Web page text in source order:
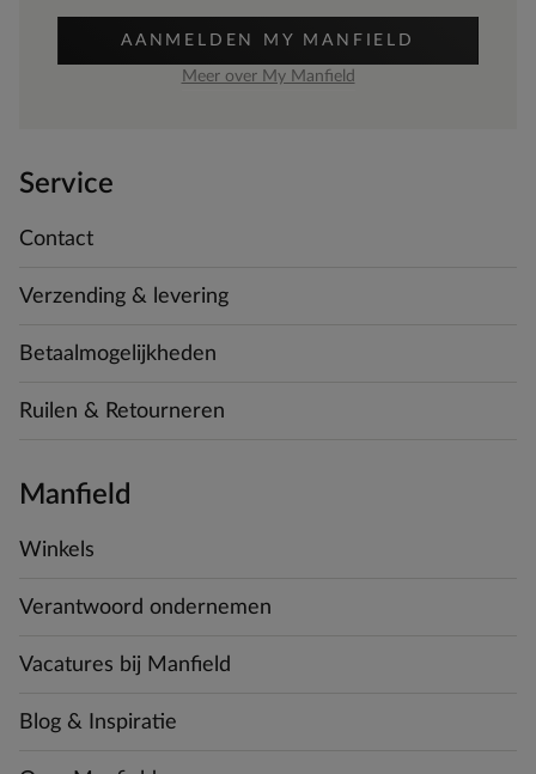
AANMELDEN MY MANFIELD
Meer over My Manfield
Service
Contact
Verzending & levering
Betaalmogelijkheden
Ruilen & Retourneren
Manfield
Winkels
Verantwoord ondernemen
Vacatures bij Manfield
Blog & Inspiratie